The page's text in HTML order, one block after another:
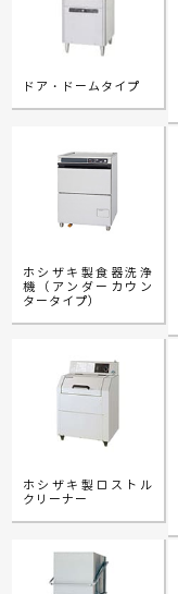
ドア・ドームタイプ
ホシザキ製食器洗浄
機（アンダーカウン
タータイプ）
ホシザキ製ロストル
クリーナー